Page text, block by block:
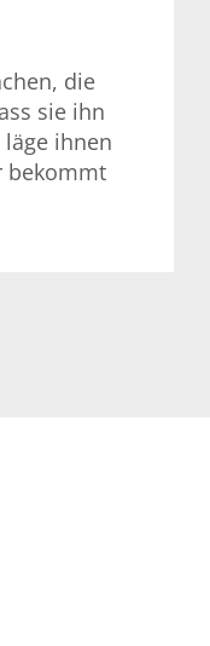
die
sie ihn
ihnen
bekommt